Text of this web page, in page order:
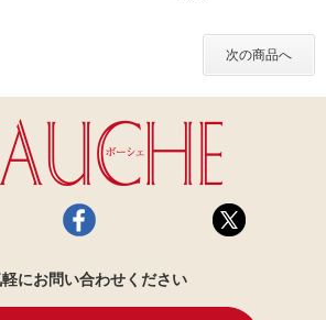
次の商品へ
にお問い合わせください